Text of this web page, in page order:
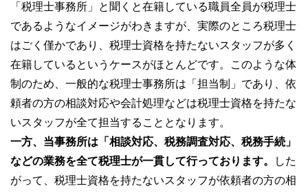
「税理士事務所」と聞くと在籍している職員全員が税理士
であるようなイメージがわきますが、実際のところ税理士
はごく僅かであり、税理士資格を持たないスタッフが多く
在籍しているというケースがほとんどです。このような体
制のため、一般的な税理士事務所は「担当制」であり、依
頼者の方の相談対応や会計処理などは税理士資格を持たな
いスタッフが全て担当することとなります。
一方、当事務所は「相談対応、税務調査対応、税務手続」
などの業務を全て税理士が一貫して行っております。
した
がって、税理士資格を持たないスタッフが依頼者の方の相